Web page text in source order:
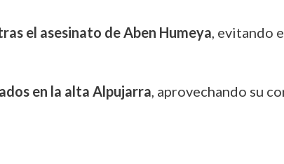
el asesinato de Aben Humeya, evitando
en la alta Alpujarra, aprovechando su